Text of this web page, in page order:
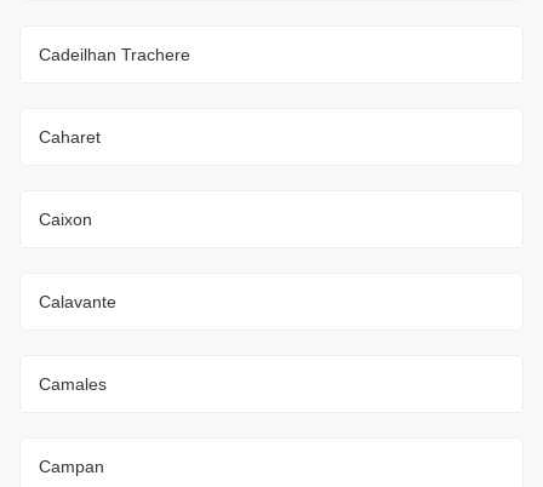
Cadeilhan Trachere
Caharet
Caixon
Calavante
Camales
Campan